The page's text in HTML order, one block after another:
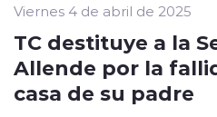
Viernes 4 de abril de 2025
TC destituye a la
Allende por la
casa de su padre